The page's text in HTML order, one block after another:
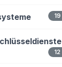
19
12